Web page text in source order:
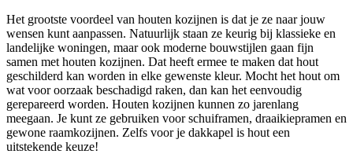
Het grootste voordeel van houten kozijnen is dat je ze naar jouw
wensen kunt aanpassen. Natuurlijk staan ze keurig bij klassieke en
landelijke woningen, maar ook moderne bouwstijlen gaan fijn
samen met houten kozijnen. Dat heeft ermee te maken dat hout
geschilderd kan worden in elke gewenste kleur. Mocht het hout om
wat voor oorzaak beschadigd raken, dan kan het eenvoudig
gerepareerd worden. Houten kozijnen kunnen zo jarenlang
meegaan. Je kunt ze gebruiken voor schuiframen, draaikiepramen en
gewone raamkozijnen. Zelfs voor je dakkapel is hout een
uitstekende keuze!